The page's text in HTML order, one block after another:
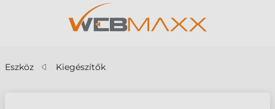
Eszköz Kiegészítők